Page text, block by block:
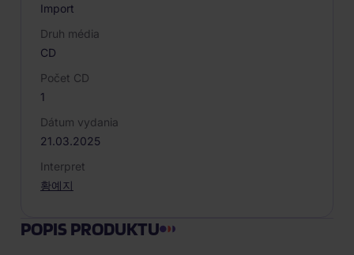
Import
Druh média
CD
Počet CD
1
Dátum vydania
21.03.2025
Interpret
황예지
POPIS PRODUKTU